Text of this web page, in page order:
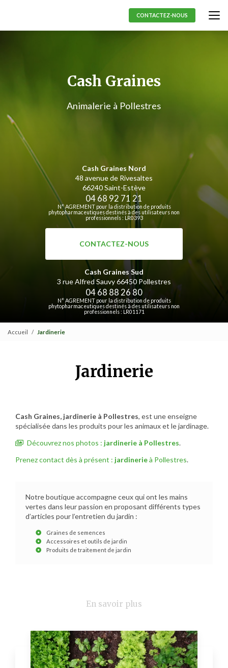
CONTACTEZ-NOUS
Cash Graines
Animalerie à Pollestres
Cash Graines Nord
48 avenue de Rivesaltes
66240 Saint-Estève
04 68 92 71 21
N° AGREMENT pour la distribution de produits
phytopharmaceutiques destinés à des utilisateurs non
professionnels : LR0393
CONTACTEZ-NOUS
Cash Graines Sud
3 rue Alfred Sauvy66450 Pollestres
04 68 88 26 80
N° AGREMENT pour la distribution de produits
phytopharmaceutiques destinés à des utilisateurs non
professionnels : LR01171
Accueil Jardinerie
Jardinerie
Cash Graines, jardinerie à Pollestres, est une enseigne
spécialisée dans les produits pour les animaux et le jardinage.
Découvrez nos photos : jardinerie à Pollestres.
Prenez contact dès à présent : jardinerieà Pollestres.
Notre boutique accompagne ceux qui ont les mains
vertes dans leur passion en proposant différents types
d’articles pour l’entretien du jardin :
Graines de semences
Accessoires et outils de jardin
Produits de traitement de jardin
En savoir plus